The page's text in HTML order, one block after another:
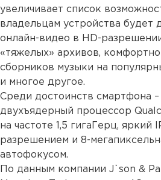
увеличивает список
владельцам устройства будет
онлайн-видео в HD-
«тяжелых» архивов,
сборников музыки на
и многое другое.
Среди достоинств смартфона
двухъядерный процессор
на частоте 1,5 гигаГерц, яркий
разрешением и 8-
автофокусом.
По данным компании J`son &